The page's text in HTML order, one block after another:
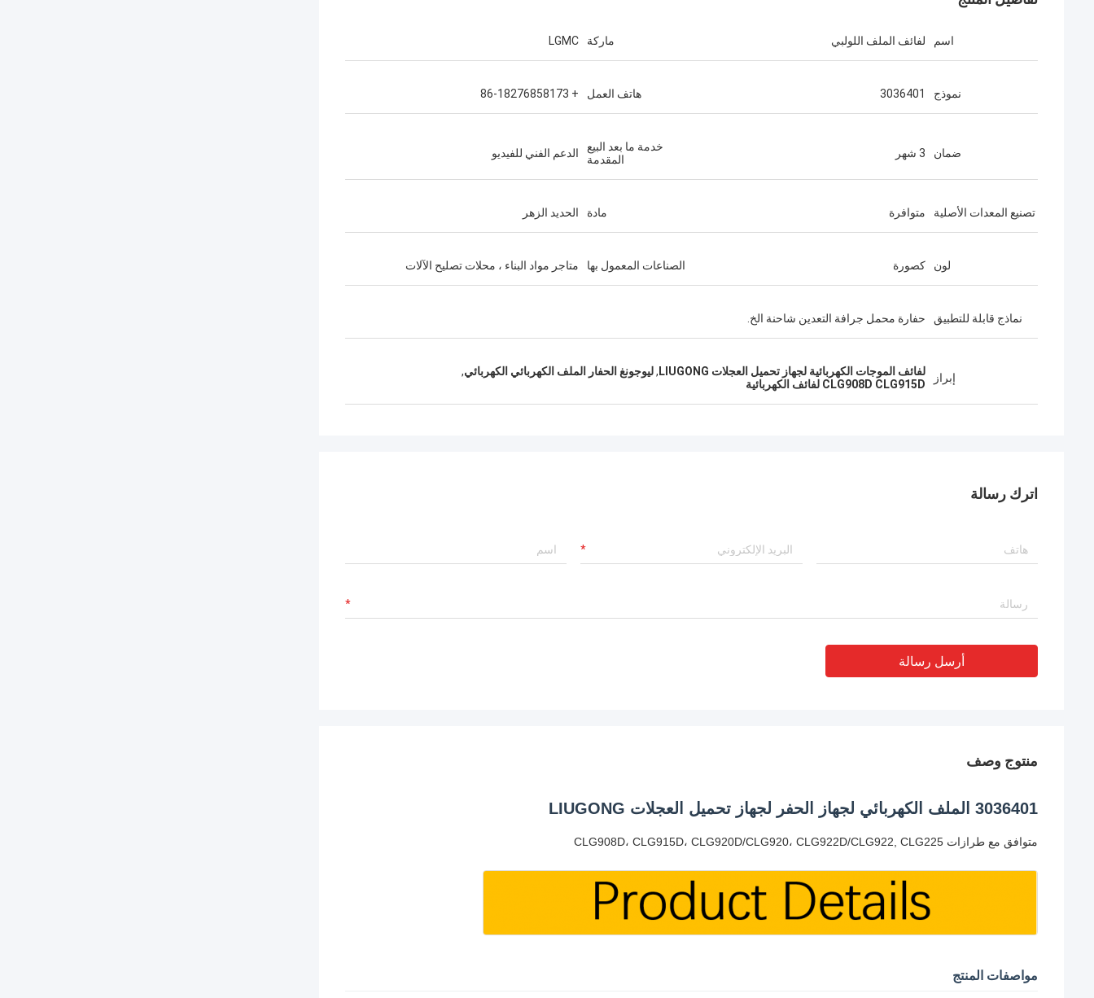
اسم لفائف الملف اللولبي ماركة LGMC
نموذج 3036401 هاتف العمل + 86-18276858173
ضمان 3 شهر
خدمة ما بعد البيع
المقدمة
الدعم الفني للفيديو
تصنيع المعدات الأصلية متوافرة مادة الحديد الزهر
لون كصورة الصناعات المعمول بها متاجر مواد البناء ، محلات تصليح الآلات
نماذج قابلة للتطبيق حفارة محمل جرافة التعدين شاحنة الخ.
إبراز لفائف الموجات الكهربائية لجهاز تحميل العجلات LIUGONG ,ليوجونغ الحفار الملف الكهربائي الكهربائي,
CLG908D CLG915D لفائف الكهربائية
اترك رسالة
أرسل رسالة
منتوج وصف
3036401 الملف الكهربائي لجهاز الحفر لجهاز تحميل العجلات LIUGONG
متوافق مع طرازات CLG908D، CLG915D، CLG920D/CLG920، CLG922D/CLG922, CLG225
مواصفات المنتج